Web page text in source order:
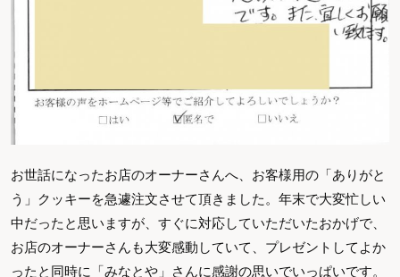
お世話になったお店のオーナーさんへ、お客様用の「ありがと
う」クッキーを急遽注文させて頂きました。年末で大変忙しい
中だったと思いますが、すぐに対応していただいたおかげで、
お店のオーナーさんも大変感動していて、プレゼントしてよか
ったと同時に「みなとや」さんに感謝の思いでいっぱいです。